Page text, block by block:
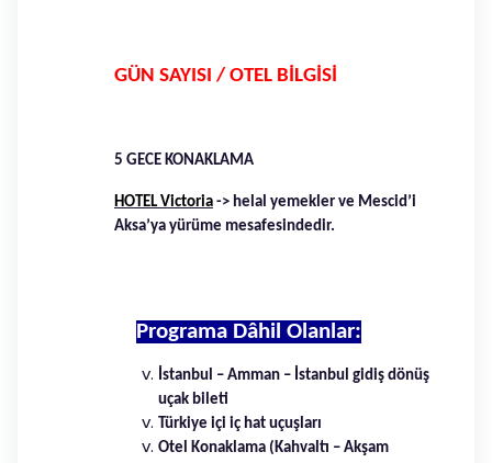
GÜN SAYISI / OTEL BİLGİSİ
5 GECE KONAKLAMA
HOTEL Victoria -> helal yemekler ve Mescid’i
Aksa’ya yürüme mesafesindedir.
Programa Dâhil Olanlar:
İstanbul – Amman – İstanbul gidiş dönüş
uçak bileti
Türkiye içi iç hat uçuşları
Otel Konaklama (Kahvaltı – Akşam